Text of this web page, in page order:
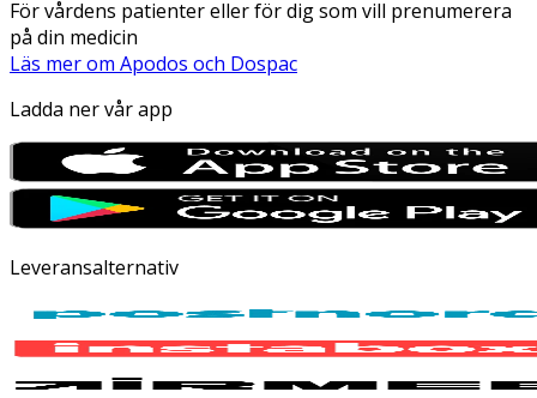
För vårdens patienter eller för dig som vill prenumerera
på din medicin
Läs mer om Apodos och Dospac
Ladda ner vår app
Leveransalternativ